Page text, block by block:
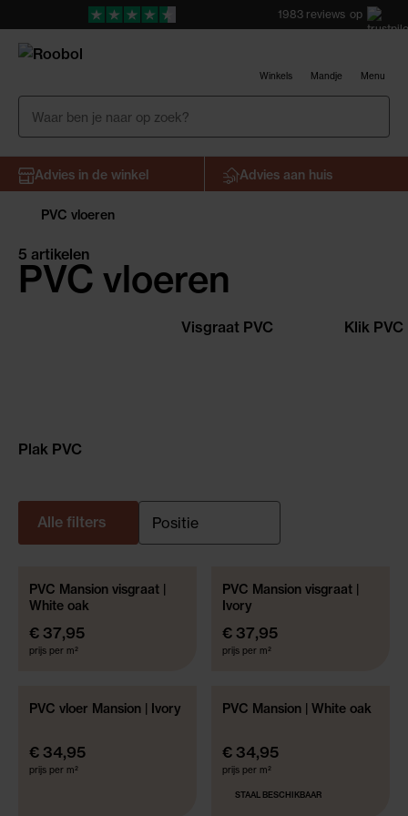
1983 reviews op
Winkels Mandje Menu
Advies in de winkel Advies aan huis
PVC vloeren
PVC vloeren
5 artikelen
Plak PVC
Visgraat PVC Klik PVC
Alle filters
IN PRIJS VERLAAGD!
PVC Mansion visgraat |
White oak
€ 37,95
prijs per m²
PVC Mansion visgraat |
Ivory
€ 37,95
prijs per m²
PVC vloer Mansion | Ivory
€ 34,95
prijs per m²
IN PRIJS VERLAAGD!
PVC Mansion | White oak
€ 34,95
prijs per m²
STAAL BESCHIKBAAR